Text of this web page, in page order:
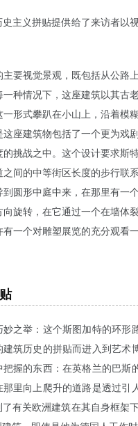
主义拼贴提供给了来访者以
要视觉景观，既包括从公路
种情况下，这座建筑以其古
形式攀趴在小山上，沿着模
这座建筑物包括了一个更为戏
的挑战之中。这个设计要求斯
间的中等街区长度的步行联
圆形中庭中来，在那里有一
旋转，在它通过一个在墙体
一个对雕塑展览的充分观看
之举：这个斯图加特的环形
筑历史的拼贴而进入到艺术
握的东西：在英格兰的巴斯
里向上爬升的道路是透过引
有关欧洲建筑在其自身框架